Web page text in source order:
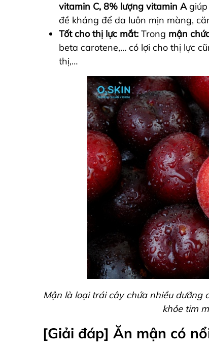
vitamin C, 8% lượng vitamin Agiúp
đề kháng để da luôn mịn màng,
Tốt cho thị lực mắt: Trong mận
beta carotene,… có lợi cho thị lực
thị,…
Mận là loại trái cây chứa nhiều dưỡng
khỏe tim
[Giải đáp] Ăn mận có